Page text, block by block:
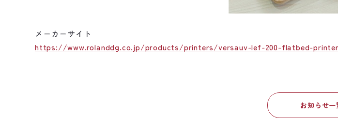
メーカーサイト
https://www.rolanddg.co.jp/products/printers/versauv-lef-200-flatbed-
お知らせ一